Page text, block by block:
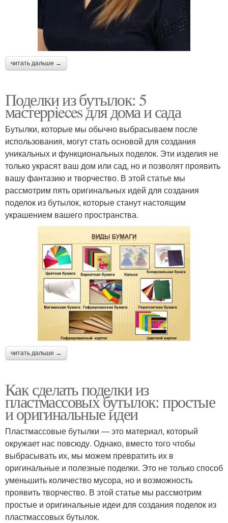
читать дальше →
Поделки из бутылок: 5
мастерpieces для дома и сада
Бутылки, которые мы обычно выбрасываем после
использования, могут стать основой для создания
уникальных и функциональных поделок. Эти изделия не
только украсят ваш дом или сад, но и позволят проявить
вашу фантазию и творчество. В этой статье мы
рассмотрим пять оригинальных идей для создания
поделок из бутылок, которые станут настоящим
украшением вашего пространства.
читать дальше →
Как сделать поделки из
пластмассовых бутылок: простые
и оригинальные идеи
Пластмассовые бутылки — это материал, который
окружает нас повсюду. Однако, вместо того чтобы
выбрасывать их, мы можем превратить их в
оригинальные и полезные поделки. Это не только способ
уменьшить количество мусора, но и возможность
проявить творчество. В этой статье мы рассмотрим
простые и оригинальные идеи для создания поделок из
пластмассовых бутылок.